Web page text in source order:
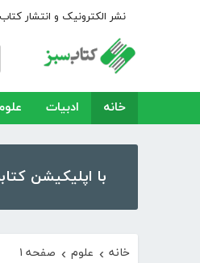
نشر الکترونیک و انتشار کتاب
خانه ادبیات
با اپلیکیشن کتابراه، بیش از ۵۰،۰۰۰ کتاب، کتاب صوتی و
خانه › علوم › صفحه ۱